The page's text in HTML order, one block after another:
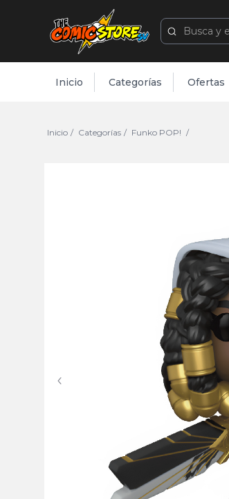
Inicio Categorías Ofertas
Inicio Categorías Funko POP!